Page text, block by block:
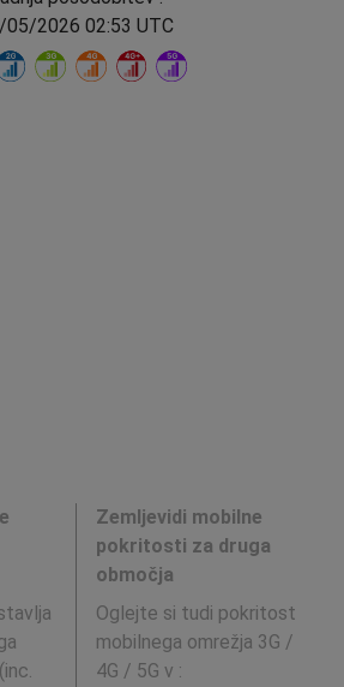
05/2026 02:53 UTC
Zemljevidi mobilne
pokritosti za druga
območja
Oglejte si tudi pokritost
mobilnega omrežja 3G /
4G / 5G v :